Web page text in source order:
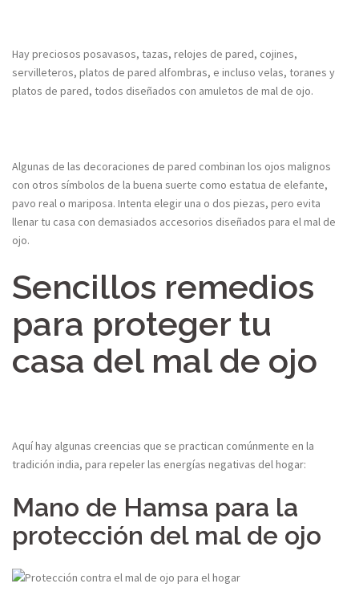
Hay preciosos posavasos, tazas, relojes de pared, cojines,
servilleteros, platos de pared alfombras, e incluso velas, toranes y
platos de pared, todos diseñados con amuletos de mal de ojo.
Algunas de las decoraciones de pared combinan los ojos malignos
con otros símbolos de la buena suerte como estatua de elefante,
pavo real o mariposa. Intenta elegir una o dos piezas, pero evita
llenar tu casa con demasiados accesorios diseñados para el mal de
ojo.
Sencillos remedios
para proteger tu
casa del mal de ojo
Aquí hay algunas creencias que se practican comúnmente en la
tradición india, para repeler las energías negativas del hogar:
Mano de Hamsa para la
protección del mal de ojo